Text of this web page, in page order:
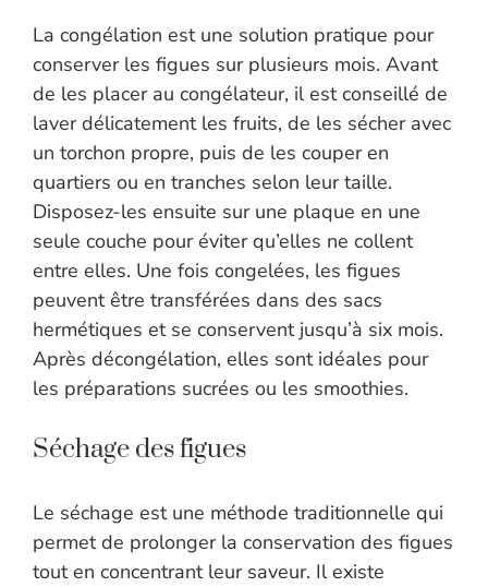
La congélation est une solution pratique pour
conserver les figues sur plusieurs mois. Avant
de les placer au congélateur, il est conseillé de
laver délicatement les fruits, de les sécher avec
un torchon propre, puis de les couper en
quartiers ou en tranches selon leur taille.
Disposez-les ensuite sur une plaque en une
seule couche pour éviter qu’elles ne collent
entre elles. Une fois congelées, les figues
peuvent être transférées dans des sacs
hermétiques et se conservent jusqu’à six mois.
Après décongélation, elles sont idéales pour
les préparations sucrées ou les smoothies.
Séchage des figues
Le séchage est une méthode traditionnelle qui
permet de prolonger la conservation des figues
tout en concentrant leur saveur. Il existe